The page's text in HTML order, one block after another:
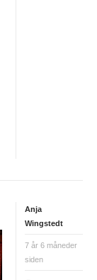
Anja
Wingstedt
7 år 6 måneder
siden